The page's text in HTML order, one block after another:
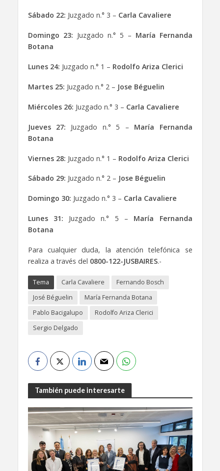
Sábado 22: Juzgado n.° 3 – Carla Cavaliere
Domingo 23: Juzgado n.° 5 – María Fernanda
Botana
Lunes 24: Juzgado n.° 1 – Rodolfo Ariza Clerici
Martes 25: Juzgado n.° 2 – Jose Béguelin
Miércoles 26: Juzgado n.° 3 – Carla Cavaliere
Jueves 27: Juzgado n.° 5 – María Fernanda
Botana
Viernes 28: Juzgado n.° 1 – Rodolfo Ariza Clerici
Sábado 29: Juzgado n.° 2 – Jose Béguelin
Domingo 30: Juzgado n.° 3 – Carla Cavaliere
Lunes 31: Juzgado n.° 5 – María Fernanda
Botana
Para cualquier duda, la atención telefónica se
realiza a través del 0800-122-JUSBAIRES.-
Tema Carla Cavaliere
Fernando Bosch
José Béguelin
María Fernanda Botana
Pablo Bacigalupo
Rodolfo Ariza Clerici
Sergio Delgado
También puede interesarte